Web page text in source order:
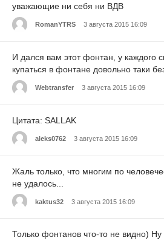
уважающие ни себя ни ВДВ
RomanYTRS 3 августа 2015 16:09
И дался вам этот фонтан, у каждого
купаться в фонтане довольно таки
Webtransfer 3 августа 2015 16:09
Цитата: SALLAK
aleks0762 3 августа 2015 16:09
Жаль только, что многим по
не удалось...
kaktus32 3 августа 2015 16:09
Только фонтанов что-то не видно) Ну